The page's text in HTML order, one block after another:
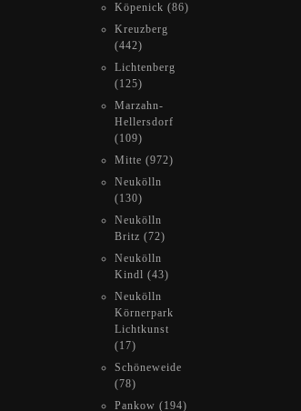
Köpenick (86)
Kreuzberg
(442)
Lichtenberg
(125)
Marzahn-
Hellersdorf
(109)
Mitte (972)
Neukölln
(130)
Neukölln
Britz (72)
Neukölln
Kindl (43)
Neukölln
Körnerpark
Lichtkunst
(17)
Schöneweide
(78)
Pankow (194)